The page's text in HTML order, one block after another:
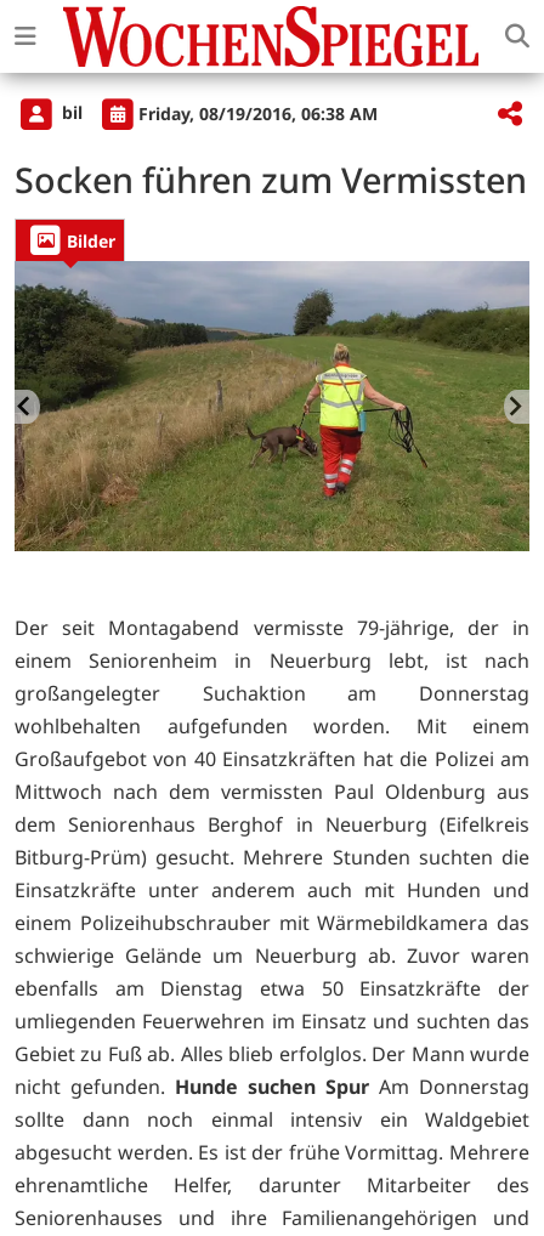
bil Friday, 08/19/2016, 06:38 AM
Socken führen zum Vermissten
Bilder
Der seit Montagabend vermisste 79-jährige, der in
einem Seniorenheim in Neuerburg lebt, ist nach
großangelegter Suchaktion am Donnerstag
wohlbehalten aufgefunden worden. Mit einem
Großaufgebot von 40 Einsatzkräften hat die Polizei am
Mittwoch nach dem vermissten Paul Oldenburg aus
dem Seniorenhaus Berghof in Neuerburg (Eifelkreis
Bitburg-Prüm) gesucht. Mehrere Stunden suchten die
Einsatzkräfte unter anderem auch mit Hunden und
einem Polizeihubschrauber mit Wärmebildkamera das
schwierige Gelände um Neuerburg ab. Zuvor waren
ebenfalls am Dienstag etwa 50 Einsatzkräfte der
umliegenden Feuerwehren im Einsatz und suchten das
Gebiet zu Fuß ab. Alles blieb erfolglos. Der Mann wurde
nicht gefunden. Hunde suchen Spur Am Donnerstag
sollte dann noch einmal intensiv ein Waldgebiet
abgesucht werden. Es ist der frühe Vormittag. Mehrere
ehrenamtliche Helfer, darunter Mitarbeiter des
Seniorenhauses und ihre Familienangehörigen und